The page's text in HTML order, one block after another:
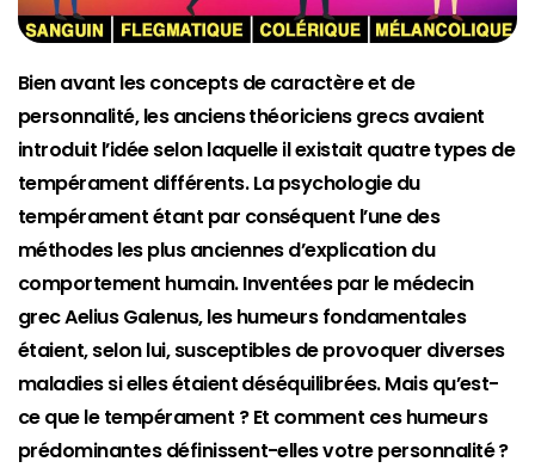
Bien avant les concepts de caractère et de
personnalité, les anciens théoriciens grecs avaient
introduit l’idée selon laquelle il existait quatre types de
tempérament différents. La psychologie du
tempérament étant par conséquent l’une des
méthodes les plus anciennes d’explication du
comportement humain. Inventées par le médecin
grec Aelius Galenus, les humeurs fondamentales
étaient, selon lui, susceptibles de provoquer diverses
maladies si elles étaient déséquilibrées. Mais qu’est-
ce que le tempérament ? Et comment ces humeurs
prédominantes définissent-elles votre personnalité ?